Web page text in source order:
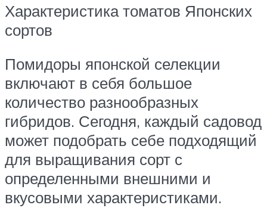
Характеристика томатов Японских
сортов
Помидоры японской селекции
включают в себя большое
количество разнообразных
гибридов. Сегодня, каждый садовод
может подобрать себе подходящий
для выращивания сорт с
определенными внешними и
вкусовыми характеристиками.